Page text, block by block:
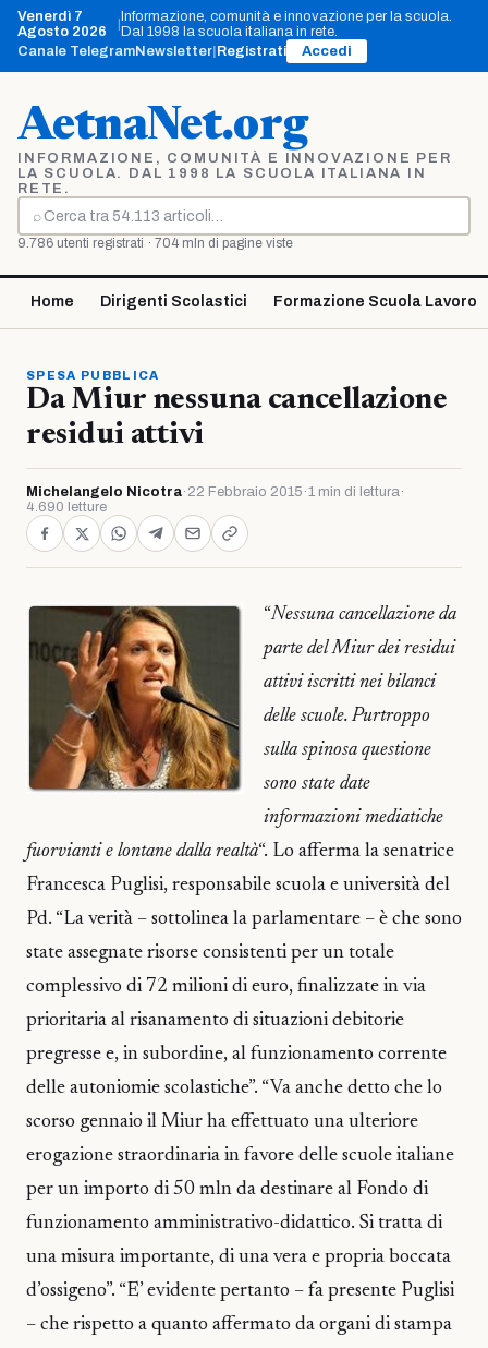
Vai
contenuto
Venerdì 7
Agosto 2026
Informazione, comunità e innovazione per la scuola.
Dal 1998 la scuola italiana in rete.
Canale TelegramNewsletter Registrati Accedi
AetnaNet.org
INFORMAZIONE, COMUNITÀ E INNOVAZIONE PER
LA SCUOLA. DAL 1998 LA SCUOLA ITALIANA IN
RETE.
⌕
Cerca
9.786 utenti registrati · 704 mln di pagine viste
Home Dirigenti Scolastici Formazione Scuola Lavoro
SPESA PUBBLICA
Da Miur nessuna cancellazione
residui attivi
Michelangelo Nicotra· 22 Febbraio 2015 ·1 min di lettura·
4.690 letture
“Nessuna cancellazione da
parte del Miur dei residui
attivi iscritti nei bilanci
delle scuole. Purtroppo
sulla spinosa questione
sono state date
informazioni mediatiche
fuorvianti e lontane dalla realtà“. Lo afferma la senatrice
Francesca Puglisi, responsabile scuola e università del
Pd. “La verità – sottolinea la parlamentare – è che sono
state assegnate risorse consistenti per un totale
complessivo di 72 milioni di euro, finalizzate in via
prioritaria al risanamento di situazioni debitorie
pregresse e, in subordine, al funzionamento corrente
delle autoniomie scolastiche”. “Va anche detto che lo
scorso gennaio il Miur ha effettuato una ulteriore
erogazione straordinaria in favore delle scuole italiane
per un importo di 50 mln da destinare al Fondo di
funzionamento amministrativo-didattico. Si tratta di
una misura importante, di una vera e propria boccata
d’ossigeno”. “E’ evidente pertanto – fa presente Puglisi
– che rispetto a quanto affermato da organi di stampa